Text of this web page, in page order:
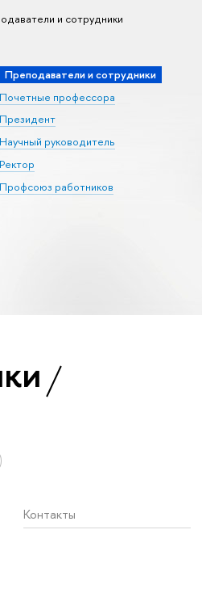
и сотрудники
Преподаватели и сотрудники
Почетные профессора
Президент
Научный руководитель
Ректор
Профсоюз работников
Контакты